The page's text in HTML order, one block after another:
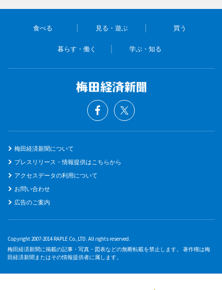
食べる 見る・遊ぶ 買う
暮らす・働く 学ぶ・知る
梅田経済新聞について
プレスリリース・情報提供はこちらから
アクセスデータの利用について
お問い合わせ
広告のご案内
Copyright 2007-2014 RAPLE Co.,LTD. All rights reserved.
梅田経済新聞に掲載の記事・写真・図表などの無断転載を禁止します。 著作権は梅
田経済新聞またはその情報提供者に属します。